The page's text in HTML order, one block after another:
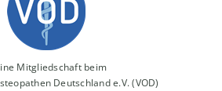
Mitgliedschaft beim
Deutschland e.V. (VOD)